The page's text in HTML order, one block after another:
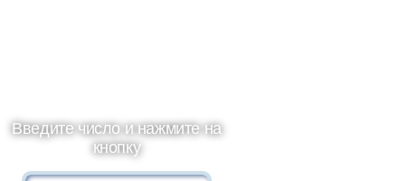
Введите число и нажмите на
кнопку